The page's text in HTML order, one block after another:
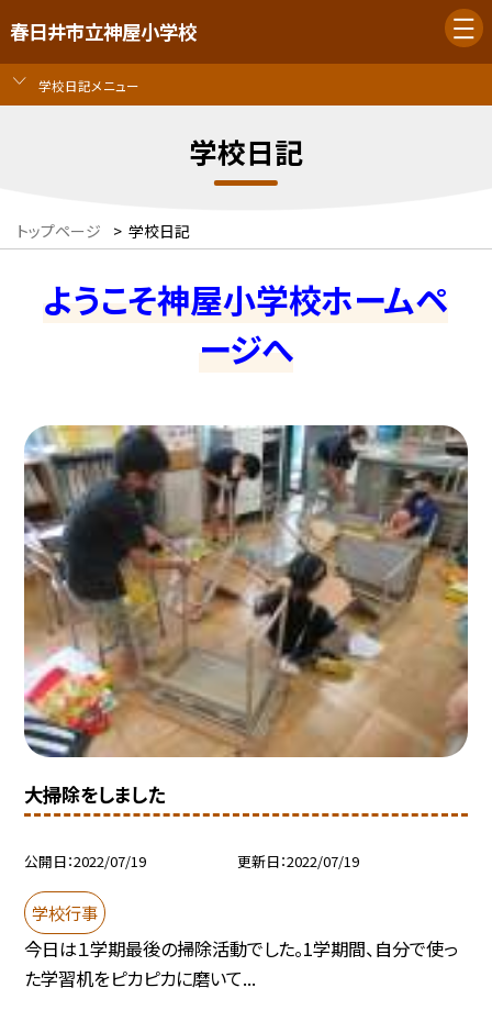
春日井市立神屋小学校
学校日記メニュー
学校日記
トップページ > 学校日記
ようこそ神屋小学校ホームペ
ージへ
大掃除をしました
公開日 2022/07/19 更新日 2022/07/19
学校行事
今日は１学期最後の掃除活動でした。1学期間、自分で使っ
た学習机をピカピカに磨いて...